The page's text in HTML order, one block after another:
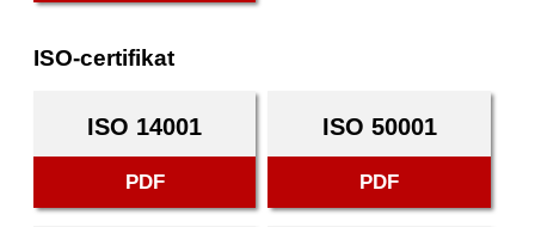
ISO-certifikat
ISO 14001
PDF
ISO 50001
PDF